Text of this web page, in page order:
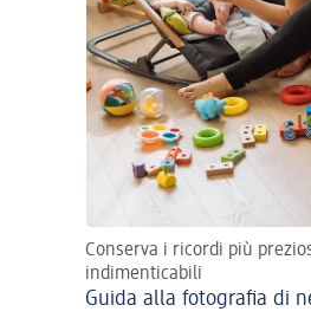
Conserva i ricordi più
indimenticabili
Guida alla fotografia di